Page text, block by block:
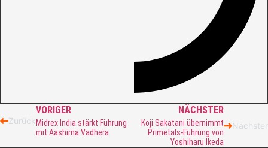
Zurück
VORIGER
Midrex India stärkt Führung
mit Aashima Vadhera
NÄCHSTER
Koji Sakatani übernimmt
Primetals-Führung von
Yoshiharu Ikeda
Nächster